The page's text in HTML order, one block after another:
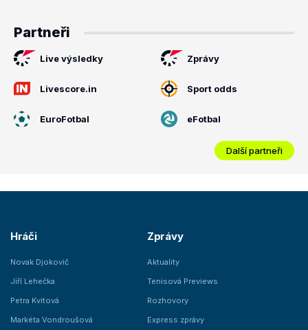
Partneři
Live výsledky Zprávy
Livescore.in Sport odds
EuroFotbal eFotbal
Další partneři
Hráči
Novak Djokovič
Jiří Lehečka
Petra Kvitová
Markéta Vondroušová
Zprávy
Aktuality
Tenisová Previews
Rozhovory
Express zprávy